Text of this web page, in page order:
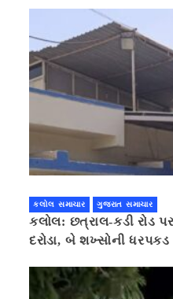
કલોલ સમાચાર ગુજરાત સમાચાર
કલોલ: છત્રાલ-કડી રોડ
દરોડા, બે શખ્સોની ધરપકડ